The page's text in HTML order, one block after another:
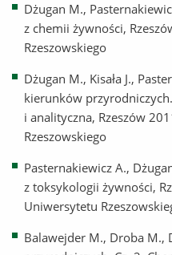
Dżugan M.,
z chemii żywności,
Rzeszowskiego
Dżugan M., Kisała J.,
kierunków
i analityczna, Rzeszów
Rzeszowskiego
Pasternakiewicz A.,
z toksykologii żywności,
Uniwersytetu
Balawejder M., Droba M.,